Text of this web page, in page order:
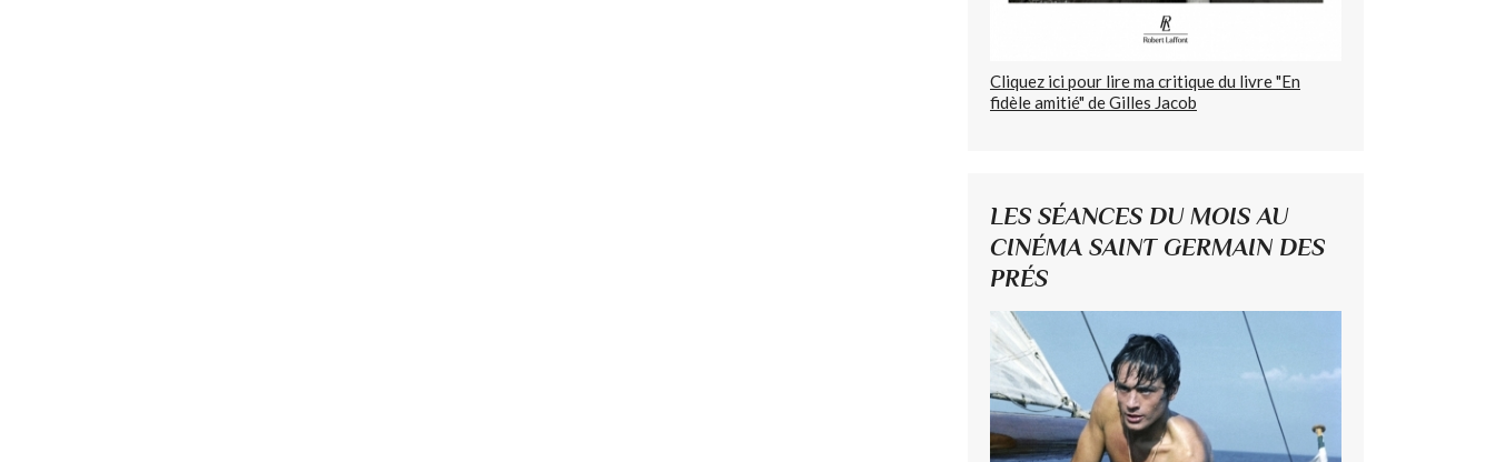
Cliquez ici pour lire ma critique du livre "En
fidèle amitié" de Gilles Jacob
LES SÉANCES DU MOIS AU
CINÉMA SAINT GERMAIN DES
PRÉS